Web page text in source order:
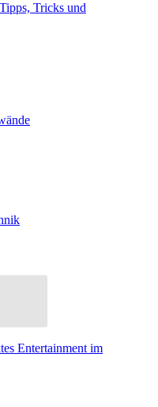
Tricks und
Entertainment im